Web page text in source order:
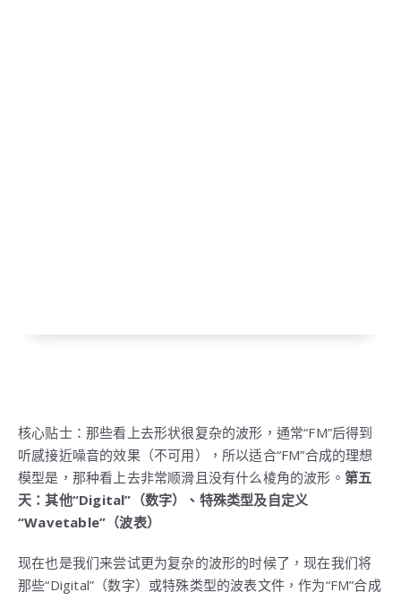
核心贴士：那些看上去形状很复杂的波形，通常“FM”后得到
听感接近噪音的效果（不可用），所以适合“FM”合成的理想
模型是，那种看上去非常顺滑且没有什么棱角的波形。 第五
天：其他“Digital”（数字）、特殊类型及自定义
“Wavetable”（波表）
现在也是我们来尝试更为复杂的波形的时候了，现在我们将
那些“Digital”（数字）或特殊类型的波表文件，作为“FM”合成